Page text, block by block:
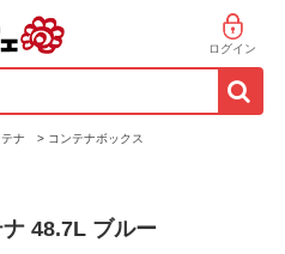
ログイン
ナ > コンテナボックス
48.7L ブルー